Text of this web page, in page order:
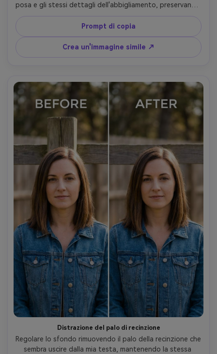
posa e gli stessi dettagli dell'abbigliamento, preservando
le crepe del pavimento, i bordi delle scarpe e la direzione
dell'ombra in modo che il terreno rimanga realistico-AR 4:5
Prompt di copia
Crea un'immagine simile ↗
Distrazione del palo di recinzione
Regolare lo sfondo rimuovendo il palo della recinzione che
sembra uscire dalla mia testa, mantenendo la stessa